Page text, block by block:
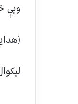
ويې